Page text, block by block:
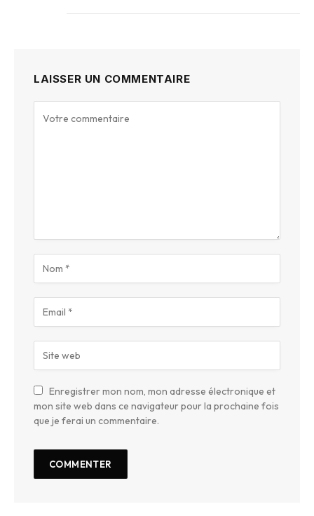
LAISSER UN COMMENTAIRE
Enregistrer mon nom, mon adresse électronique et
mon site web dans ce navigateur pour la prochaine fois
que je ferai un commentaire.